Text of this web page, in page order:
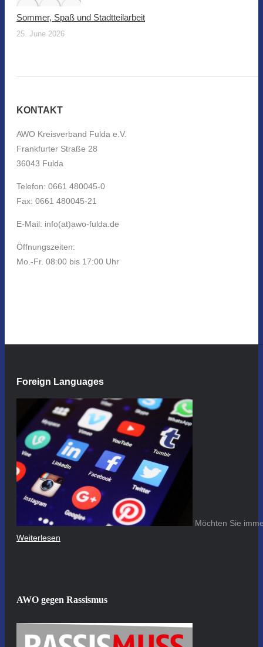
Sommer, Spaß und Stadtteilarbeit
25. June 2026
KONTAKT
AWO Kreisverband Fulda e.V.
Frankfurter Straße 28
36043 Fulda
Telefon: 0661 480045-0
Fax: 0661 480045-21
E-Mail: info(at)awo-fulda.de
Öffnungszeiten:
Mo.-Fr. 08:00 bis 17:00 Uhr
Foreign Languages
Möchten Sie
Weiterlesen
AWO gegen Rassismus